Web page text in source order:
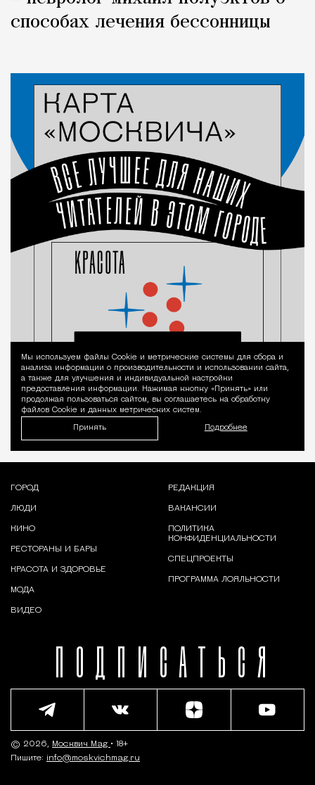
способах лечения бессонницы
Уведомление
Мы используем файлы Сookie и метрические системы для сбора и
анализа информации о производительности и использовании сайта,
а также для улучшения и индивидуальной настройки
предоставления информации. Нажимая кнопку «Принять» или
продолжая пользоваться сайтом, вы соглашаетесь на обработку
файлов Cookie и данных метрических систем.
Принять Подробнее
ПОДПИСАТЬСЯ
ГОРОД
ЛЮДИ
КИНО
РЕСТОРАНЫ И БАРЫ
КРАСОТА И ЗДОРОВЬЕ
МОДА
ВИДЕО
РЕДАКЦИЯ
ВАКАНСИИ
ПОЛИТИКА
КОНФИДЕНЦИАЛЬНОСТИ
СПЕЦПРОЕКТЫ
ПРОГРАММА ЛОЯЛЬНОСТИ
© 2026, Москвич Mag • 18+
Пишите: info@moskvichmag.ru